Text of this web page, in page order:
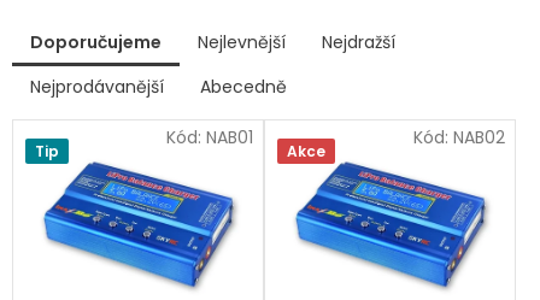
a
Doporučujeme Nejlevnější
Nejdražší
Nejprodávanější
Abecedně
ý
i
p Tip
Kód: NAB01
Akce
Kód: NAB02